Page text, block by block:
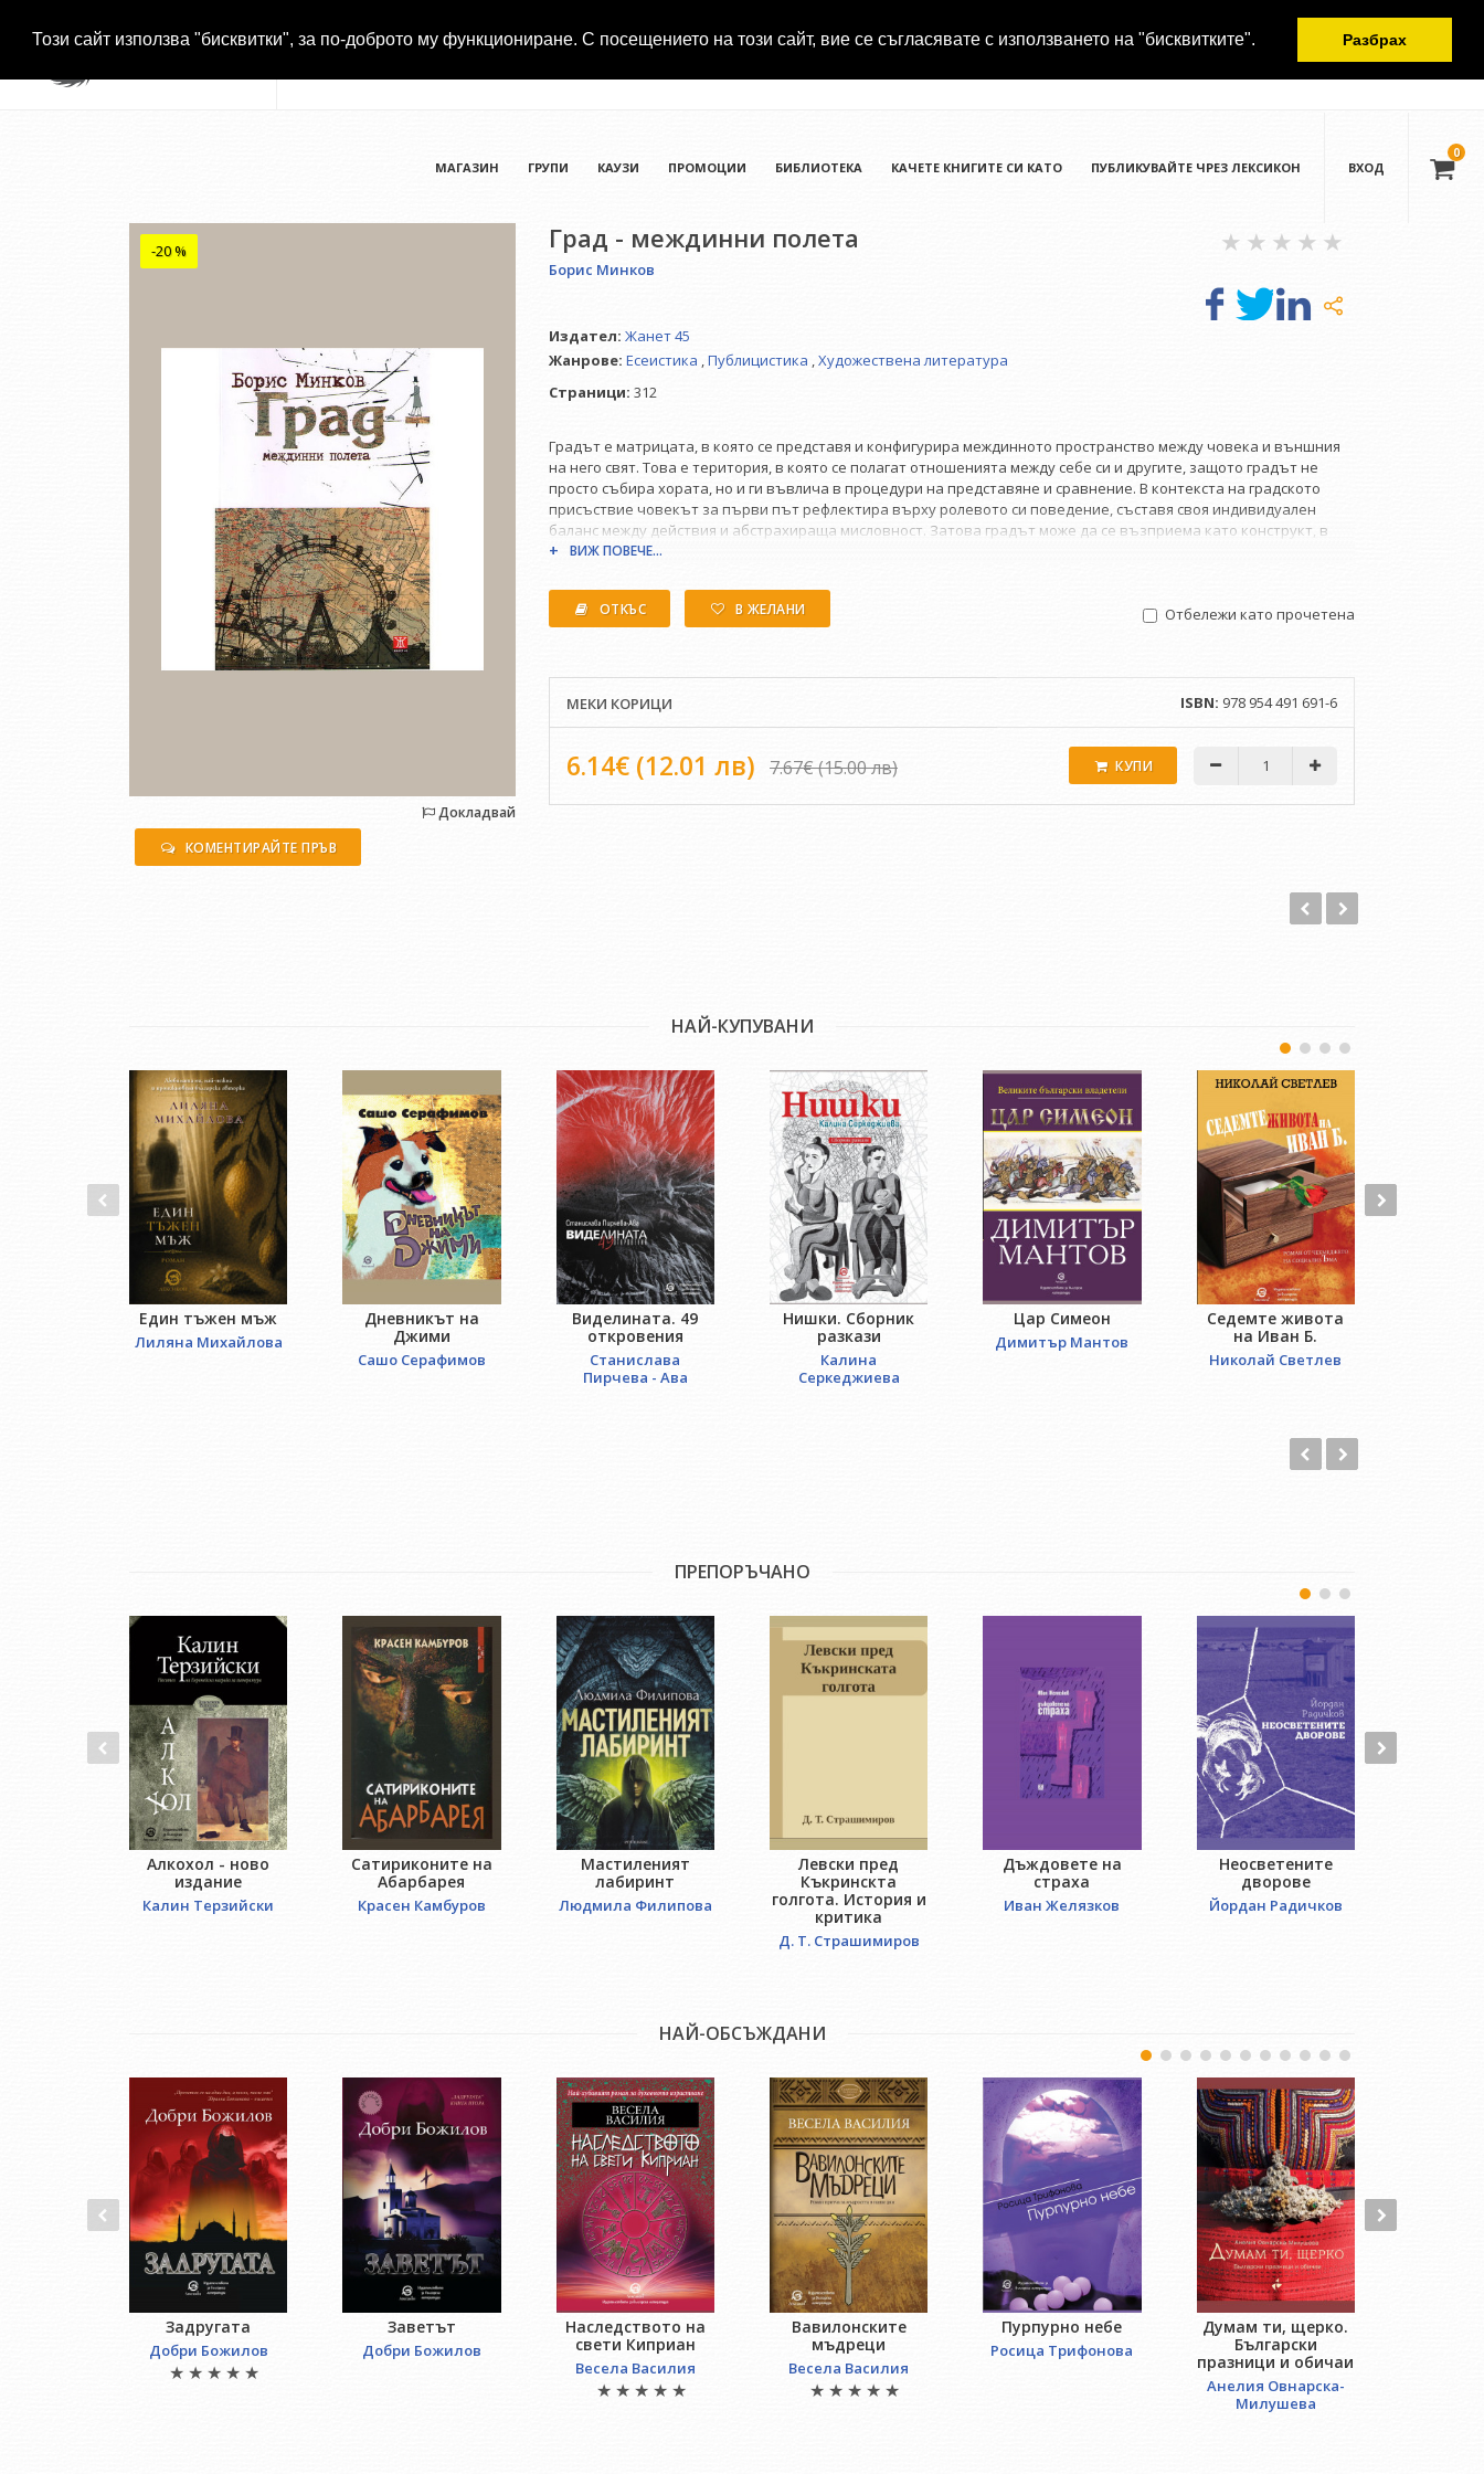
Този сайт използва "бисквитки", за по-доброто му функциониране. С посещението на този сайт, вие се съгласявате с използването на "бисквитките". Разбрах
МАГАЗИН ГРУПИ КАУЗИ ПРОМОЦИИ БИБЛИОТЕКА КАЧЕТЕ КНИГИТЕ СИ КАТО ПУБЛИКУВАЙТЕ ЧРЕЗ ЛЕКСИКОН ВХОД
0
-20 %
Докладвай
КОМЕНТИРАЙТЕ ПРЪВ
Град - междинни полета
Борис Минков
Издател: Жанет 45
Жанрове: Есеистика ,Публицистика ,Художествена литература
Страници: 312
Градът е матрицата, в която се представя и конфигурира междинното пространство между човека и външния
на него свят. Това е територия, в която се полагат отношенията между себе си и другите, защото градът не
просто събира хората, но и ги въвлича в процедури на представяне и сравнение. В контекста на градското
присъствие човекът за първи път рефлектира върху ролевото си поведение, съставя своя индивидуален
баланс между действия и абстрахираща мисловност. Затова градът може да се възприема като конструкт, в
който се извършва всяко едно разбиране.
ВИЖ ПОВЕЧЕ...
ОТКЪС В ЖЕЛАНИ Отбележи като прочетена
МЕКИ КОРИЦИ ISBN: 978 954 491 691-6
6.14€ (12.01 лв) 7.67€ (15.00 лв) КУПИ
НАЙ-КУПУВАНИ
Един тъжен мъж
Лиляна Михайлова
Дневникът на
Джими
Сашо Серафимов
Виделината. 49
откровения
Станислава
Пирчева - Ава
Нишки. Сборник
разкази
Калина
Серкеджиева
Цар Симеон
Димитър Мантов
Седемте живота
на Иван Б.
Николай Светлев
ПРЕПОРЪЧАНО
Алкохол - ново
издание
Калин Терзийски
Сатириконите на
Абарбарея
Красен Камбуров
Мастиленият
лабиринт
Людмила Филипова
Левски пред
Къкринскта
голгота. История и
критика
Д. Т. Страшимиров
Дъждовете на
страха
Иван Желязков
Неосветените
дворове
Йордан Радичков
НАЙ-ОБСЪЖДАНИ
Задругата
Добри Божилов
Заветът
Добри Божилов
Наследството на
свети Киприан
Весела Василия
Вавилонските
мъдреци
Весела Василия
Пурпурно небе
Росица Трифонова
Думам ти, щерко.
Български
празници и обичаи
Анелия Овнарска-
Милушева